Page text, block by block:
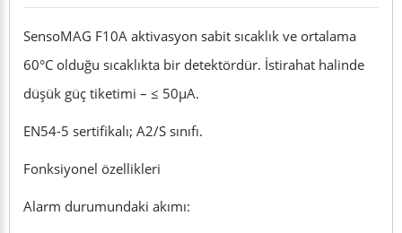
SensoMAG F10A aktivasyon sabit sıcaklık ve ortalama
60°C olduğu sıcaklıkta bir detektördür. İstirahat halinde
düşük güç tiketimi – ≤ 50μA.
EN54-5 sertifikalı; A2/S sınıfı.
Fonksiyonel özellikleri
Alarm durumundaki akımı: